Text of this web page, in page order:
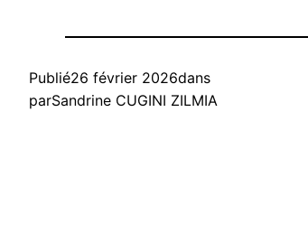
Publié26 février 2026dans
parSandrine CUGINI ZILMIA